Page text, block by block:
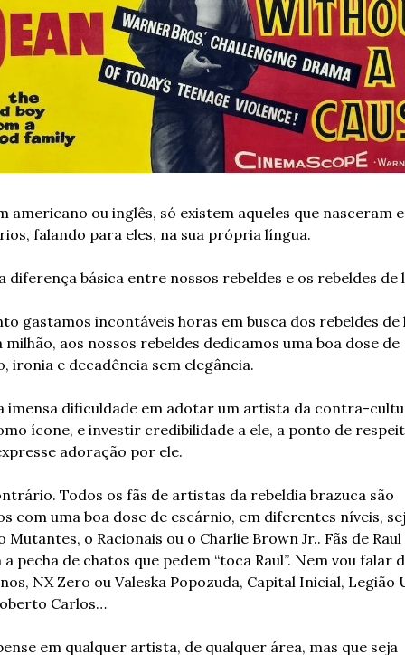
americano ou inglês, só existem aqueles que nasceram
falando para eles, na sua própria língua.
diferença básica entre nossos rebeldes e os rebeldes de
gastamos incontáveis horas em busca dos rebeldes de
milhão, aos nossos rebeldes dedicamos uma boa dose de
ironia e decadência sem elegância.
imensa dificuldade em adotar um artista da contra-
ícone, e investir credibilidade a ele, a ponto de
adoração por ele.
Todos os fãs de artistas da rebeldia brazuca são
com uma boa dose de escárnio, em diferentes níveis,
Mutantes, o Racionais ou o Charlie Brown Jr.. Fãs de Raul
pecha de chatos que pedem “toca Raul”. Nem vou falar
NX Zero ou Valeska Popozuda, Capital Inicial, Legião
Carlos…
em qualquer artista, de qualquer área, mas que seja